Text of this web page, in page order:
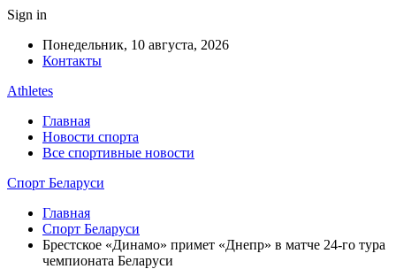
Sign in
Понедельник, 10 августа, 2026
Контакты
Athletes
Главная
Новости спорта
Все спортивные новости
Спорт Беларуси
Главная
Спорт Беларуси
Брестское «Динамо» примет «Днепр» в матче 24-го тура
чемпионата Беларуси